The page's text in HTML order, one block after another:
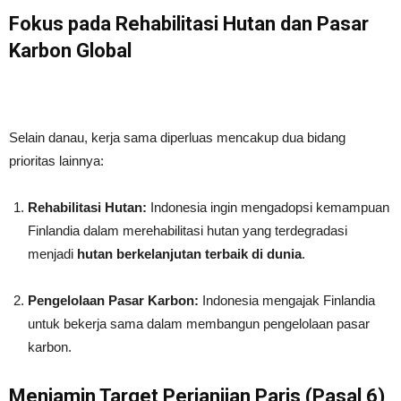
Fokus pada Rehabilitasi Hutan dan Pasar
Karbon Global
Selain danau, kerja sama diperluas mencakup dua bidang
prioritas lainnya:
Rehabilitasi Hutan: Indonesia ingin mengadopsi kemampuan
Finlandia dalam merehabilitasi hutan yang terdegradasi
menjadi hutan berkelanjutan terbaik di dunia.
Pengelolaan Pasar Karbon: Indonesia mengajak Finlandia
untuk bekerja sama dalam membangun pengelolaan pasar
karbon.
Menjamin Target Perjanjian Paris (Pasal 6)